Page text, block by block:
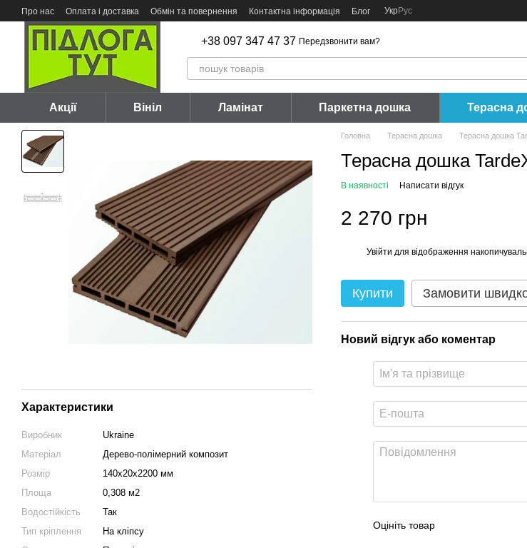
Перейти до основного контенту
Про нас Оплата і доставка Обмін та повернення Контактна інформація Блог УкрРус
+38 097 347 47 37 Передзвонити вам?
Акції Вініл Ламінат Паркетна дошка Терасна
Характеристики
Виробник
Ukraine
Матеріал
Дерево-полімерний композит
Розмір
140х20х2200 мм
Площа
0,308 м2
Водостійкість
Так
Тип кріплення
На кліпсу
Головна Терасна дошка Терасна дошка
Терасна дошка
В наявності Написати відгук
2 270 грн
Увійти для відображення
Купити Замовити
Новий відгук або коментар
Оцініть товар